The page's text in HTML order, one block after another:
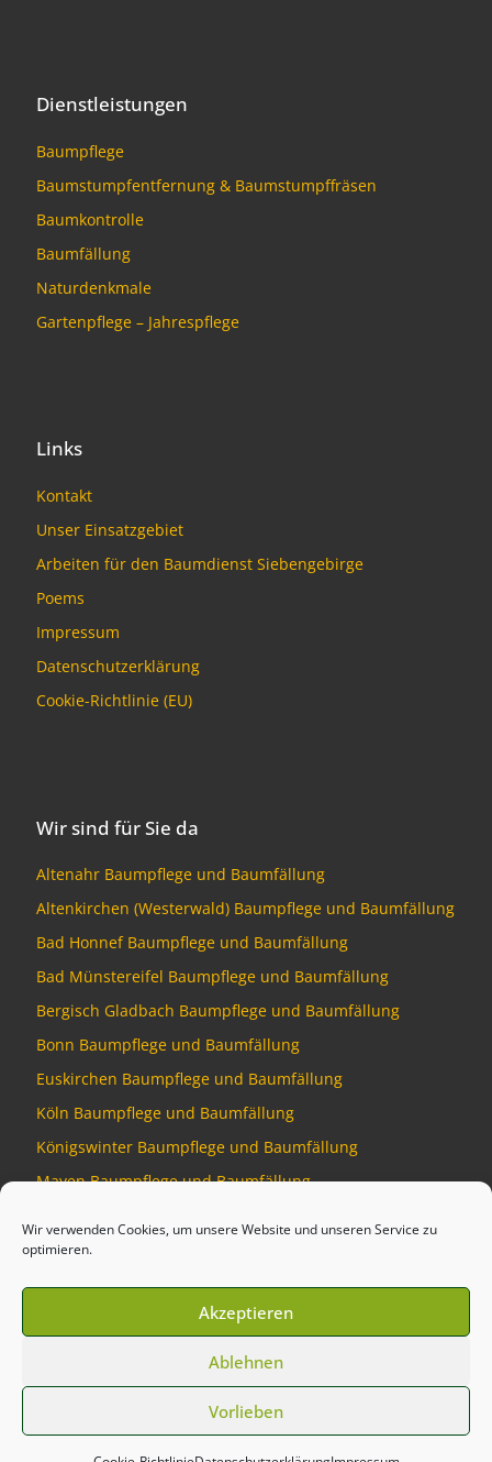
Wir verwenden Cookies, um unsere Website und unseren Service zu
optimieren.
Akzeptieren
Ablehnen
Vorlieben
Dienstleistungen
Baumpflege
Baumstumpfentfernung & Baumstumpffräsen
Baumkontrolle
Baumfällung
Naturdenkmale
Gartenpflege – Jahrespflege
Links
Kontakt
Unser Einsatzgebiet
Arbeiten für den Baumdienst Siebengebirge
Poems
Impressum
Datenschutzerklärung
Cookie-Richtlinie (EU)
Wir sind für Sie da
Altenahr Baumpflege und Baumfällung
Altenkirchen (Westerwald) Baumpflege und Baumfällung
Bad Honnef Baumpflege und Baumfällung
Bad Münstereifel Baumpflege und Baumfällung
Bergisch Gladbach Baumpflege und Baumfällung
Bonn Baumpflege und Baumfällung
Euskirchen Baumpflege und Baumfällung
Köln Baumpflege und Baumfällung
Königswinter Baumpflege und Baumfällung
Mayen Baumpflege und Baumfällung
Baumdienst Siebengebirge
Developed by Talking Pixel